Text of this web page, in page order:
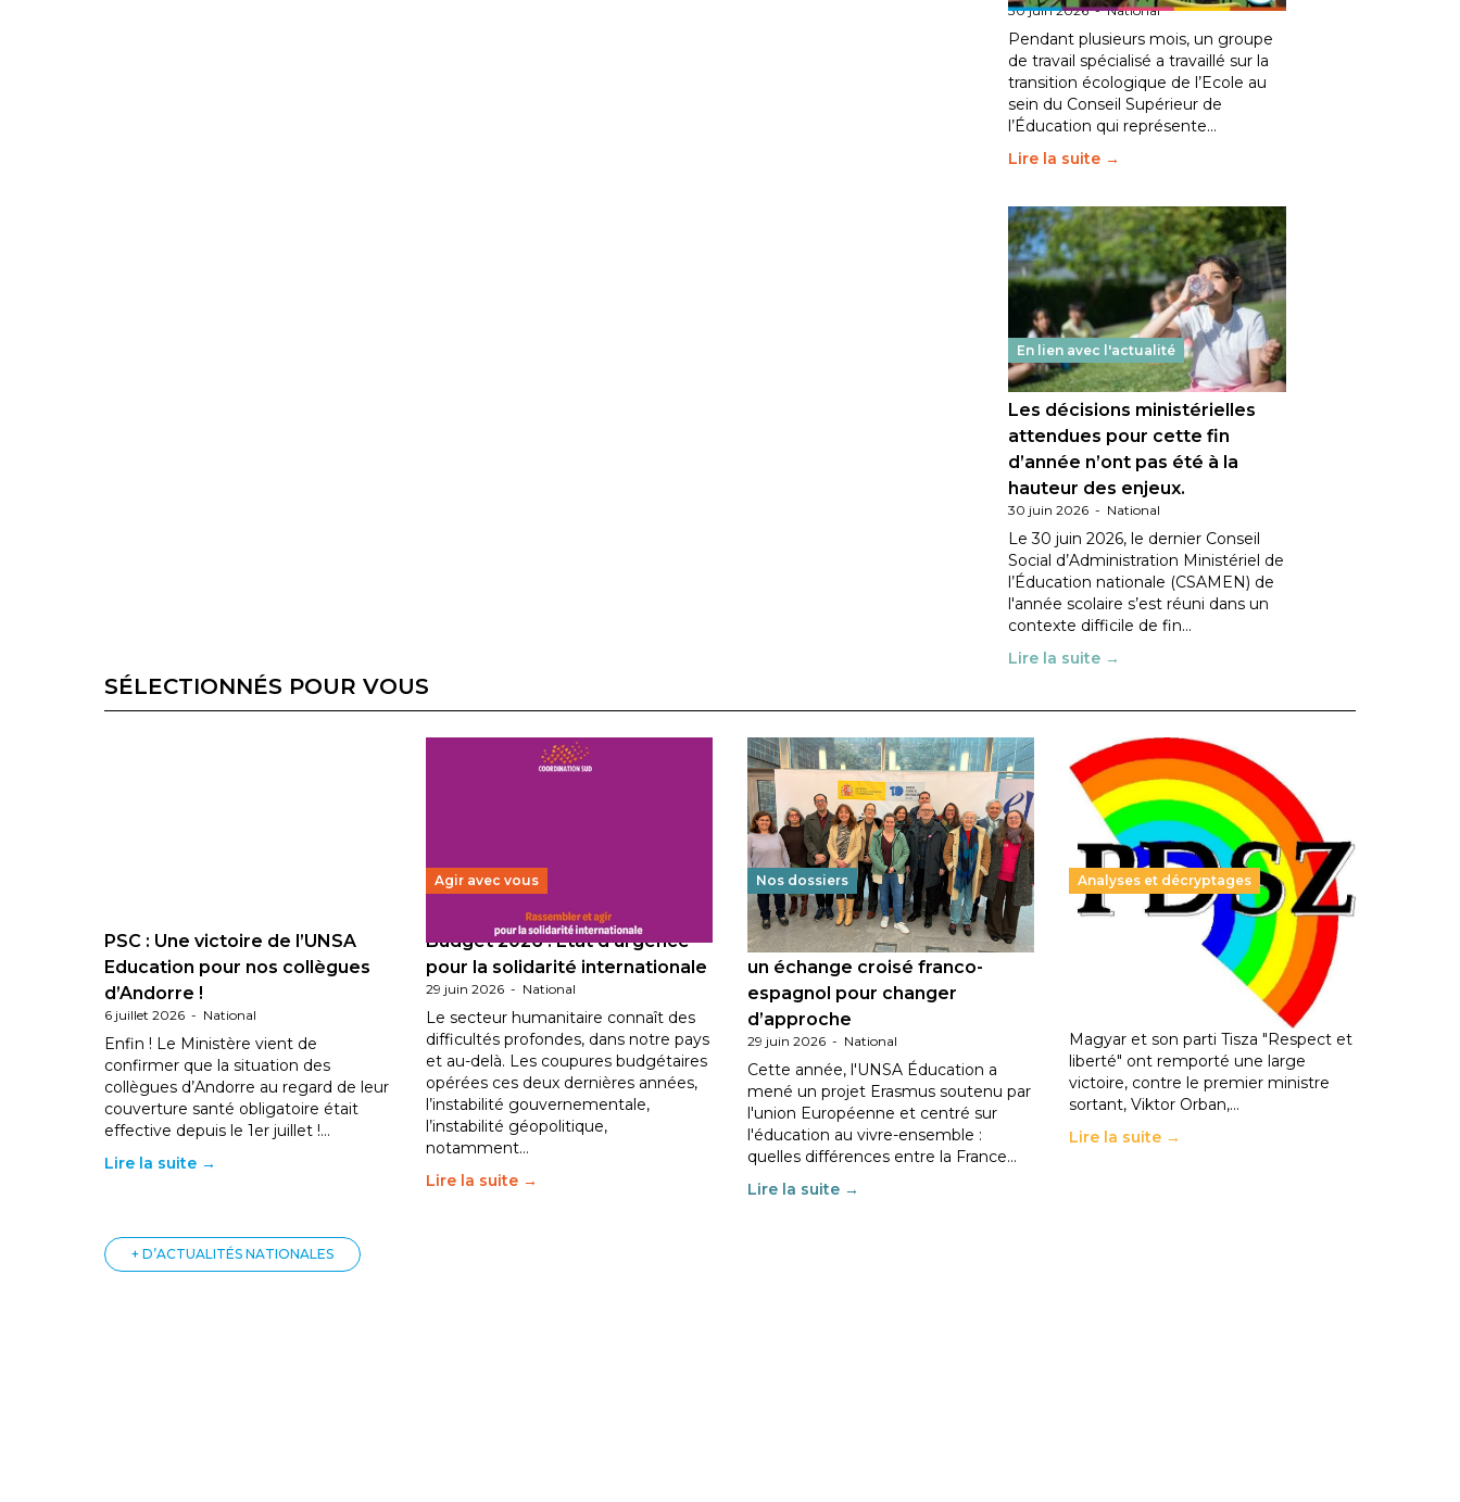
30 juin 2026-National
Pendant plusieurs mois, un groupe
de travail spécialisé a travaillé sur la
transition écologique de l’Ecole au
sein du Conseil Supérieur de
l’Éducation qui représente…
Lire la suite →
En lien avec l'actualité
Les décisions ministérielles
attendues pour cette fin
d’année n’ont pas été à la
hauteur des enjeux.
30 juin 2026 - National
Le 30 juin 2026, le dernier Conseil
Social d’Administration Ministériel de
l’Éducation nationale (CSAMEN) de
l'année scolaire s’est réuni dans un
contexte difficile de fin…
Lire la suite →
SÉLECTIONNÉS POUR VOUS
PSC : Une victoire de l’UNSA
Education pour nos collègues
d’Andorre !
6 juillet 2026 - National
Enfin ! Le Ministère vient de
confirmer que la situation des
collègues d’Andorre au regard de leur
couverture santé obligatoire était
effective depuis le 1er juillet !…
Lire la suite →
Agir avec vous
Budget 2026 : État d’urgence
pour la solidarité internationale
29 juin 2026 - National
Le secteur humanitaire connaît des
difficultés profondes, dans notre pays
et au-delà. Les coupures budgétaires
opérées ces deux dernières années,
l’instabilité gouvernementale,
l’instabilité géopolitique,
notamment…
Lire la suite →
Nos dossiers
Éducation au vivre-ensemble :
un échange croisé franco-
espagnol pour changer
d’approche
29 juin 2026 - National
Cette année, l'UNSA Éducation a
mené un projet Erasmus soutenu par
l'union Européenne et centré sur
l'éducation au vivre-ensemble :
quelles différences entre la France…
Lire la suite →
Analyses et décryptages
Hongrie : du changement pour
les politiques éducatives, aussi !
En Hongrie, le conservateur Peter
Magyar et son parti Tisza "Respect et
liberté" ont remporté une large
victoire, contre le premier ministre
sortant, Viktor Orban,…
Lire la suite →
+ D’ACTUALITÉS NATIONALES